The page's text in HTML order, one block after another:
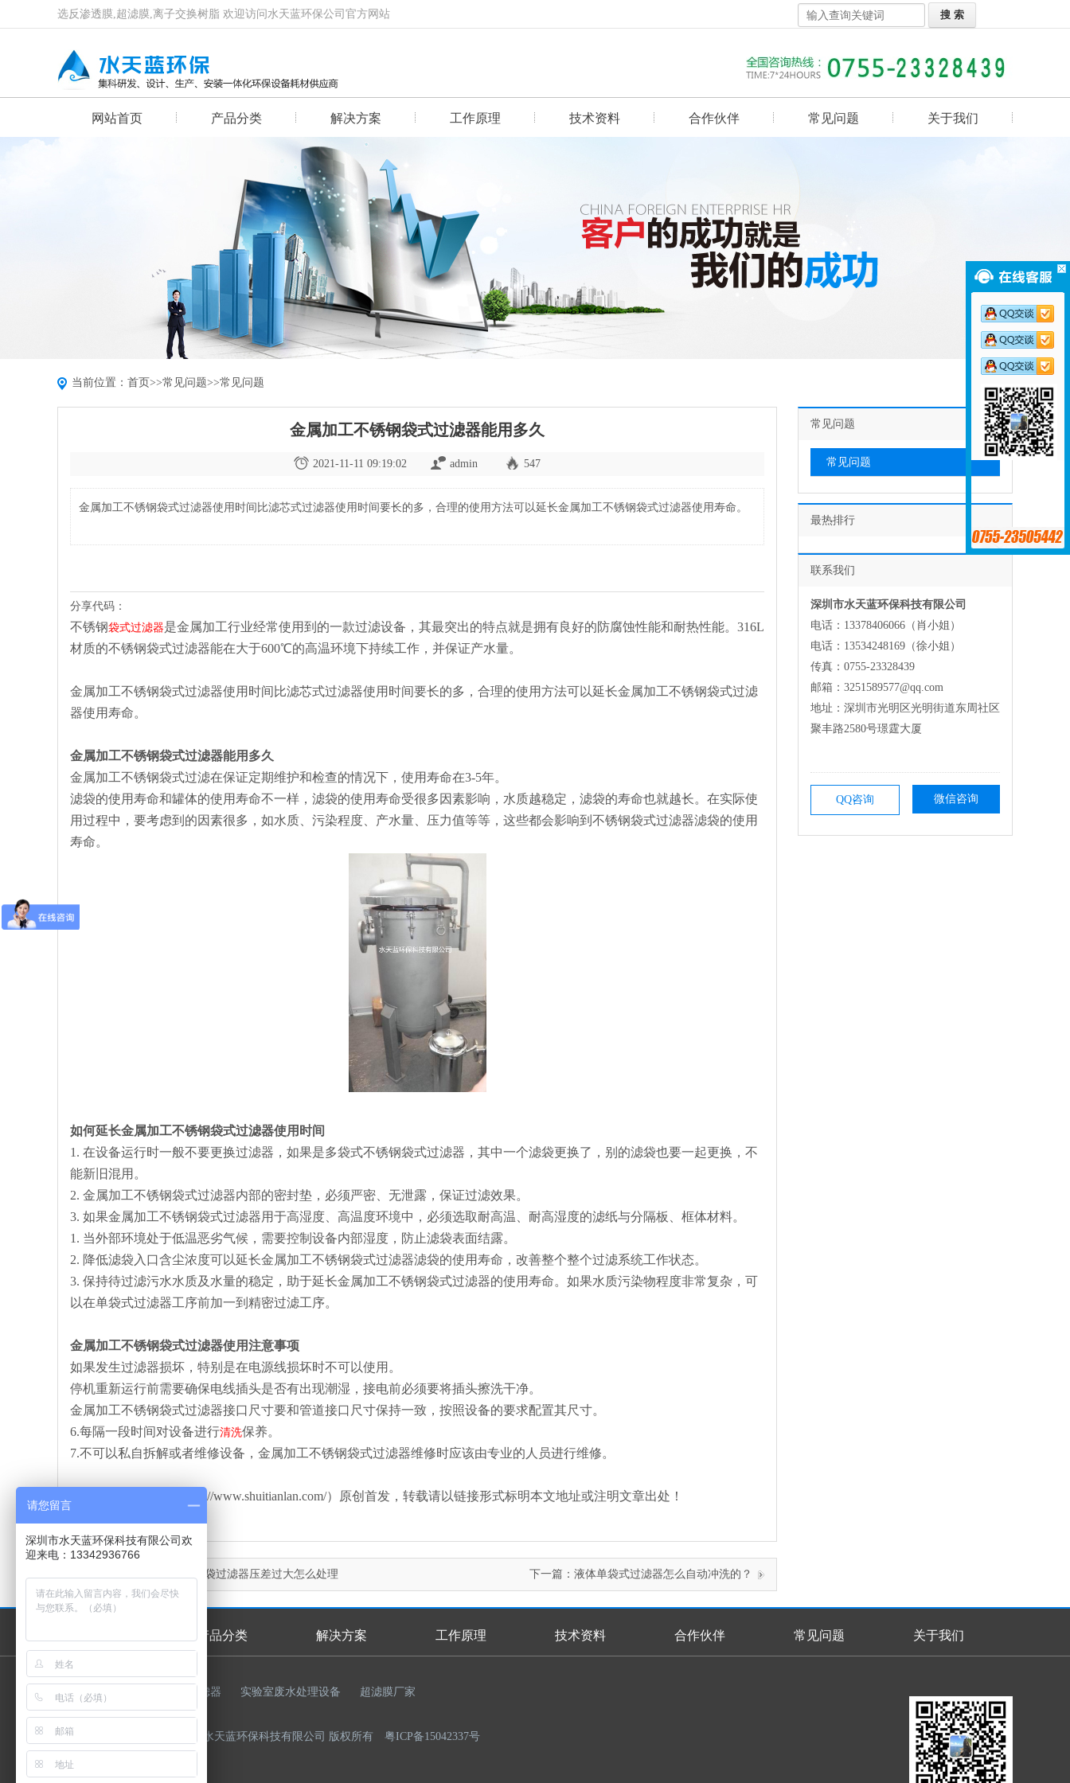
选反渗透膜,超滤膜,离子交换树脂 欢迎访问水天蓝环保公司官方网站
网站首页 产品分类 解决方案 工作原理 技术资料 合作伙伴 常见问题 关于我们
当前位置： 首页>>常见问题>>常见问题
金属加工不锈钢袋式过滤器能用多久
2021-11-11 09:19:02 admin 547
金属加工不锈钢袋式过滤器使用时间比滤芯式过滤器使用时间要长的多，合理的使用方法可以延长金属加工不锈钢袋式过滤器使用寿命。
分享代码：
不锈钢袋式过滤器是金属加工行业经常使用到的一款过滤设备，其最突出的特点就是拥有良好的防腐蚀性能和耐热性能。316L
材质的不锈钢袋式过滤器能在大于600℃的高温环境下持续工作，并保证产水量。
金属加工不锈钢袋式过滤器使用时间比滤芯式过滤器使用时间要长的多，合理的使用方法可以延长金属加工不锈钢袋式过滤
器使用寿命。
金属加工不锈钢袋式过滤器能用多久
金属加工不锈钢袋式过滤在保证定期维护和检查的情况下，使用寿命在3-5年。
滤袋的使用寿命和罐体的使用寿命不一样，滤袋的使用寿命受很多因素影响，水质越稳定，滤袋的寿命也就越长。在实际使
用过程中，要考虑到的因素很多，如水质、污染程度、产水量、压力值等等，这些都会影响到不锈钢袋式过滤器滤袋的使用
寿命。
如何延长金属加工不锈钢袋式过滤器使用时间
1. 在设备运行时一般不要更换过滤器，如果是多袋式不锈钢袋式过滤器，其中一个滤袋更换了，别的滤袋也要一起更换，不
能新旧混用。
2. 金属加工不锈钢袋式过滤器内部的密封垫，必须严密、无泄露，保证过滤效果。
3. 如果金属加工不锈钢袋式过滤器用于高湿度、高温度环境中，必须选取耐高温、耐高湿度的滤纸与分隔板、框体材料。
1. 当外部环境处于低温恶劣气候，需要控制设备内部湿度，防止滤袋表面结露。
2. 降低滤袋入口含尘浓度可以延长金属加工不锈钢袋式过滤器滤袋的使用寿命，改善整个整个过滤系统工作状态。
3. 保持待过滤污水水质及水量的稳定，助于延长金属加工不锈钢袋式过滤器的使用寿命。如果水质污染物程度非常复杂，可
以在单袋式过滤器工序前加一到精密过滤工序。
金属加工不锈钢袋式过滤器使用注意事项
如果发生过滤器损坏，特别是在电源线损坏时不可以使用。
停机重新运行前需要确保电线插头是否有出现潮湿，接电前必须要将插头擦洗干净。
金属加工不锈钢袋式过滤器接口尺寸要和管道接口尺寸保持一致，按照设备的要求配置其尺寸。
6.每隔一段时间对设备进行清洗保养。
7.不可以私自拆解或者维修设备，金属加工不锈钢袋式过滤器维修时应该由专业的人员进行维修。
本文由水天蓝环保（http://www.shuitianlan.com/）原创首发，转载请以链接形式标明本文地址或注明文章出处！
金属加工行业单袋过滤器压差过大怎么处理 下一篇： 液体单袋式过滤器怎么自动冲洗的？
常见问题
常见问题
最热排行
联系我们
深圳市水天蓝环保科技有限公司
电话：13378406066（肖小姐）
电话：13534248169（徐小姐）
传真：0755-23328439
邮箱：3251589577@qq.com
地址：深圳市光明区光明街道东周社区
聚丰路2580号璟霆大厦
QQ咨询 微信咨询
产品分类 解决方案 工作原理 技术资料 合作伙伴 常见问题 关于我们
首页幻灯
友情链接： 过滤器 实验室废水处理设备 超滤膜厂家
Copyright © 2015-2023 深圳市水天蓝环保科技有限公司 版权所有 粤ICP备15042337号
请您留言
深圳市水天蓝环保科技有限公司欢
迎来电：13342936766